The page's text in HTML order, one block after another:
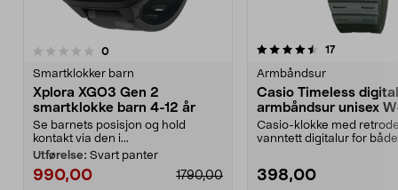
0anmeldelser
Smartklokker barn
Xplora XGO3 Gen 2
smartklokke barn 4-12 år
Se barnets posisjon og hold
kontakt via den i...
Utførelse: Svart panter
990,00 1790,00
4.5 av 5 stjerner 17anmeldelser
Armbåndsur
Casio Timeless
armbåndsur unisex
1VQES
Casio-klokke med
vanntett digitalur for
398,00
0.0 av 5 stjerner